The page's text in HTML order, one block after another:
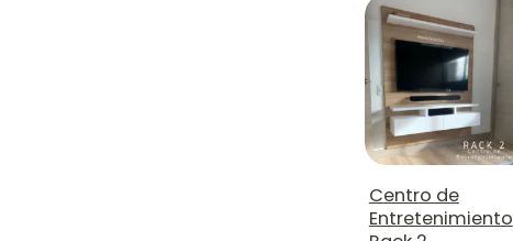
Centro de
Entretenimiento